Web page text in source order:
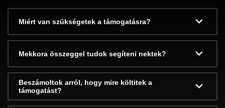
Miért van szükségetek a támogatásra?
Mekkora összeggel tudok segíteni nektek?
Beszámoltok arról, hogy mire költitek a
támogatást?